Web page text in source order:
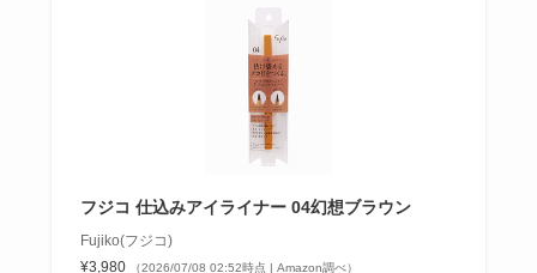
フジコ 仕込みアイライナー 04幻想ブラウン
Fujiko(フジコ)
¥3,980
（2026/07/08 02:52時点 | Amazon調べ）